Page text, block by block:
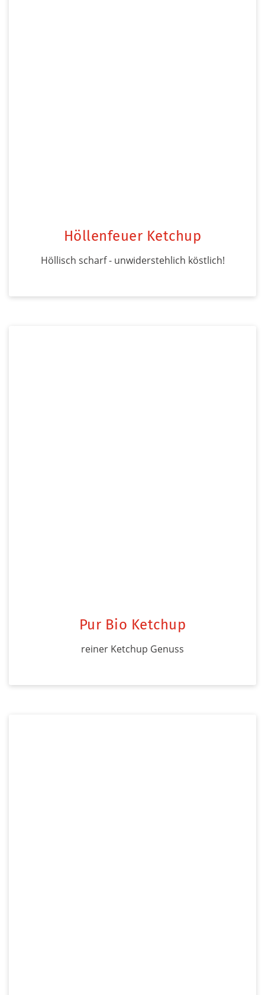
Höllenfeuer Ketchup
Höllisch scharf - unwiderstehlich köstlich!
Pur Bio Ketchup
reiner Ketchup Genuss